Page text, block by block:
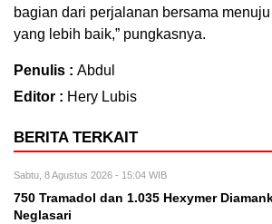
bagian dari perjalanan bersama
yang lebih baik,” pungkasnya.
Penulis : Abdul
Editor : Hery Lubis
BERITA TERKAIT
Sabtu, 8 Agustus 2026 - 15:04 WIB
750 Tramadol dan 1.035 Hexymer
Neglasari